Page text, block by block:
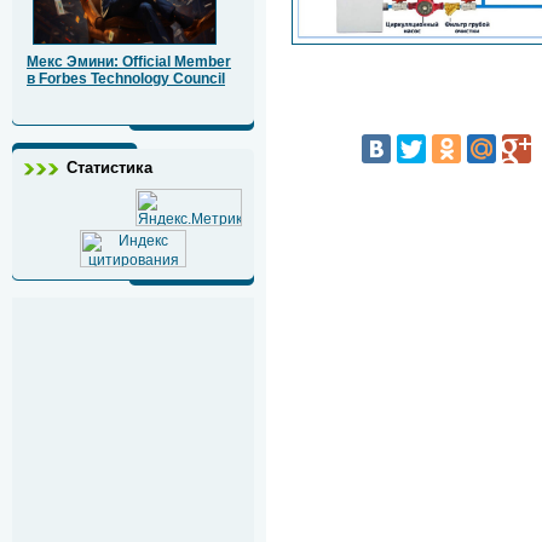
Мекс Эмини: Official Member
в Forbes Technology Council
Статистика